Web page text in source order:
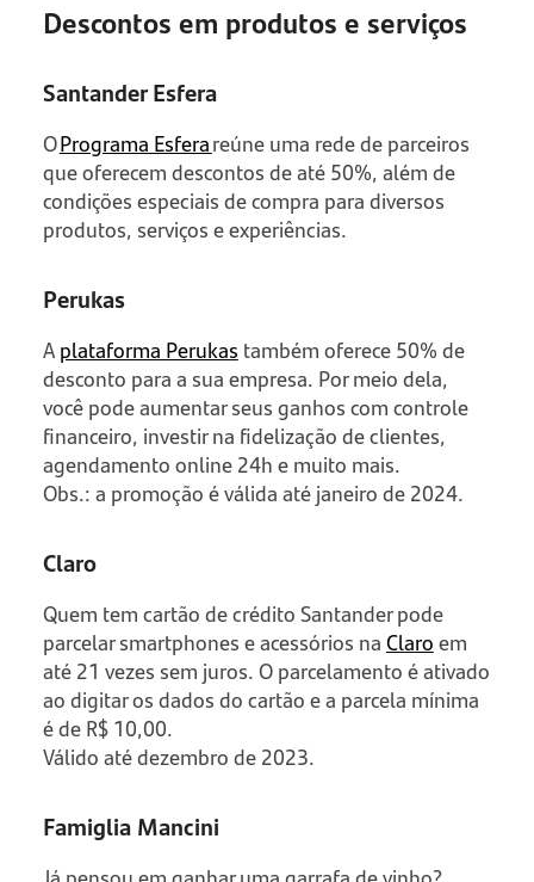
Descontos em produtos e serviços
Santander Esfera
OPrograma Esferareúne uma rede de parceiros
que oferecem descontos de até 50%, além de
condições especiais de compra para diversos
produtos, serviços e experiências.
Perukas
Aplataforma Perukas também oferece 50% de
desconto para a sua empresa. Por meio dela,
você pode aumentar seus ganhos com controle
financeiro, investir na fidelização de clientes,
agendamento online 24h e muito mais.
Obs.: a promoção é válida até janeiro de 2024.
Claro
Quem tem cartão de crédito Santander pode
parcelar smartphones e acessórios naClaroem
até 21 vezes sem juros. O parcelamento é ativado
ao digitar os dados do cartão e a parcela mínima
é de R$ 10,00.
Válido até dezembro de 2023.
Famiglia Mancini